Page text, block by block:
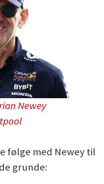
Newey
følge med Newey til
grunde: